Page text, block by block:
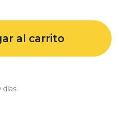
al carrito
días